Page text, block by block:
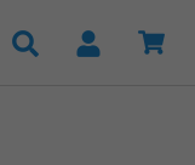
Suche